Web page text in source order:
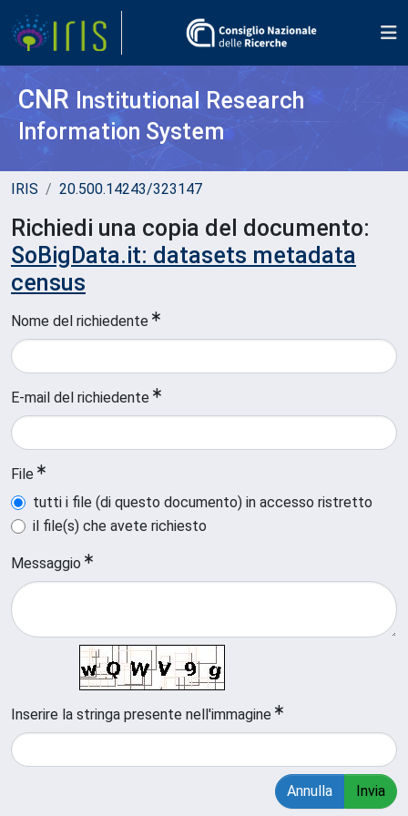
CNR Institutional Research
Information System
IRIS 20.500.14243/323147
Richiedi una copia del documento:
SoBigData.it: datasets metadata
census
Nome del richiedente
E-mail del richiedente
File
tutti i file (di questo documento) in accesso ristretto
il file(s) che avete richiesto
Messaggio
Inserire la stringa presente nell'immagine
Annulla Invia